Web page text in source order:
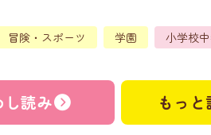
冒険・スポーツ 学園 小学校
し読み もっと